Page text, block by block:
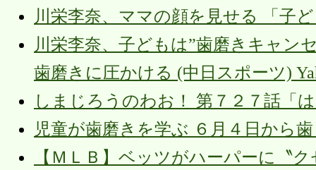
川栄李奈、ママの顔を見せる 「子
川栄李奈、子どもは”歯磨きキャン
歯磨きに圧かける (中日スポーツ)
しまじろうのわお！ 第７２７話「
児童が歯磨きを学ぶ ６月４日から
【ＭＬＢ】ベッツがハーパーに〝